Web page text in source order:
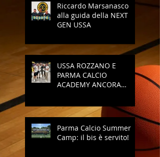
Riccardo Marsanasco
alla guida della NEXT
GEN USSA
USSA ROZZANO E
PARMA CALCIO
ACADEMY ANCORA
Parma Calcio Summer
Camp: il bis è servito!